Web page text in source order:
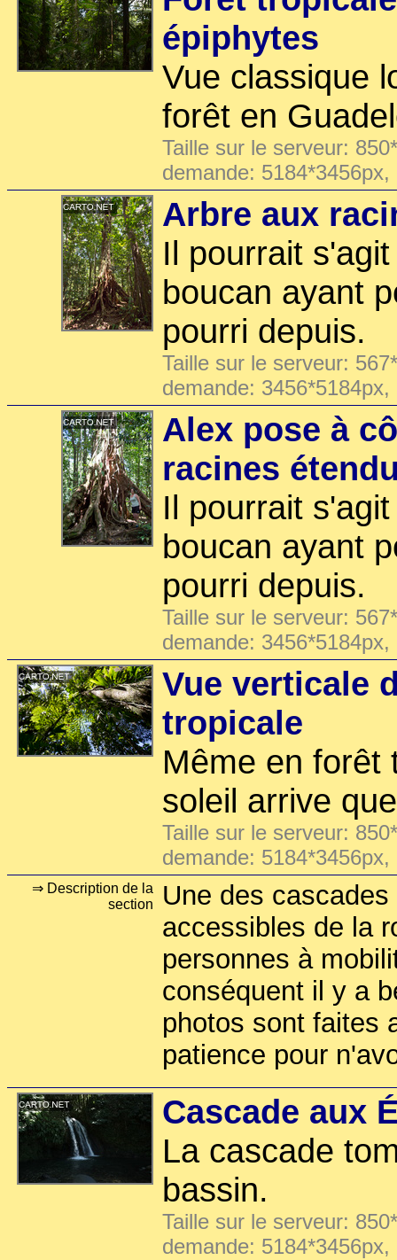
épiphytes
Vue classique
forêt en
Taille sur le serveur:
demande:
Arbre aux
Il pourrait
boucan ayant
pourri depuis.
Taille sur le serveur:
demande:
Alex pose à
racines
Il pourrait
boucan ayant
pourri depuis.
Taille sur le serveur:
demande:
Vue verticale
tropicale
Même en forêt
soleil arrive
Taille sur le serveur:
demande:
⇒ Description de la
section
Une des
accessibles de la
personnes à
conséquent il y a
photos sont faites
patience pour
Cascade aux
La cascade
bassin.
Taille sur le serveur:
demande: